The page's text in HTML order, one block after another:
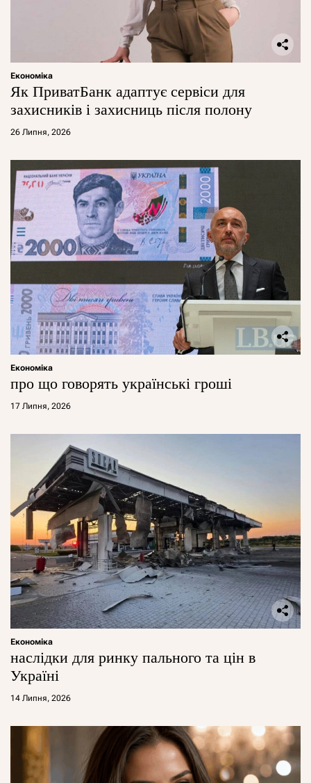
Економіка
Як ПриватБанк адаптує сервіси для
захисників і захисниць після полону
26 Липня, 2026
Економіка
про що говорять українські гроші
17 Липня, 2026
Економіка
наслідки для ринку пального та цін в
Україні
14 Липня, 2026